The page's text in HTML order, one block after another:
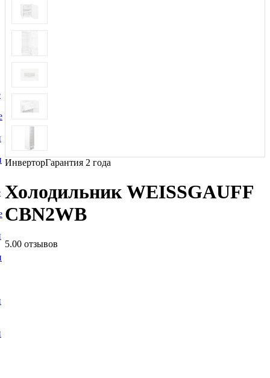
ИнверторГарантия 2 года
Холодильник WEISSGAUFF
CBN2WB
5.00 отзывов